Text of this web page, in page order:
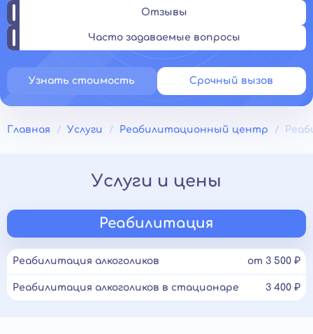
Отзывы
Часто задаваемые вопросы
Узнать стоимость Срочный вызов
Главная Услуги Реабилитационный центр
Услуги и цены
Реабилитация
Реабилитация алкоголиков от 3 500 ₽
Реабилитация алкоголиков в стационаре 3 400 ₽